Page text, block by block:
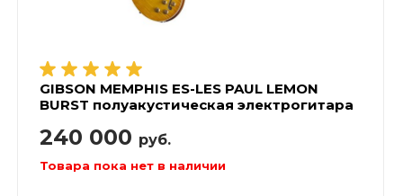
GIBSON MEMPHIS ES-LES PAUL LEMON
BURST полуакустическая электрогитара
240 000 руб.
Товара пока нет в наличии